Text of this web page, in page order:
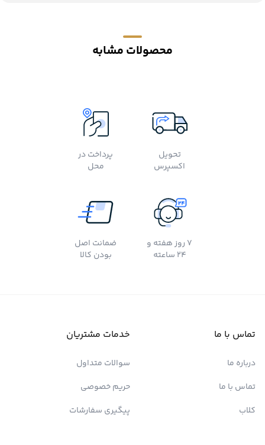
محصولات مشابه
تحویل
اکسپرس
پرداخت در
محل
7 روز هفته و
24 ساعته
ضمانت اصل
بودن کالا
تماس با ما
درباره ما
تماس با ما
کلاب
خدمات مشتریان
سوالات متداول
حریم خصوصی
پیگیری سفارشات